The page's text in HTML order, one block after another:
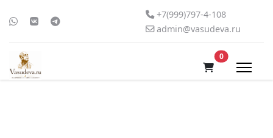
+7(999)797-4-108
admin@vasudeva.ru
0В корзину